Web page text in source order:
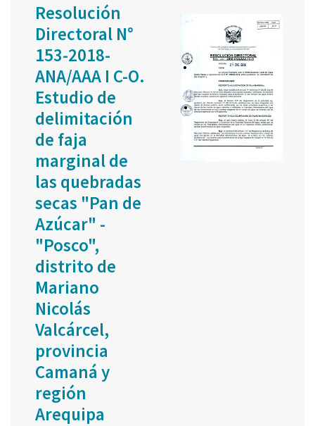
Resolución
Directoral N°
153-2018-
ANA/AAA I C-O.
Estudio de
delimitación
de faja
marginal de
las quebradas
secas "Pan de
Azúcar" -
"Posco",
distrito de
Mariano
Nicolás
Valcárcel,
provincia
Camaná y
región
Arequipa